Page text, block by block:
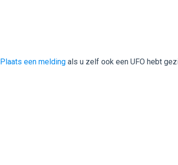
Plaats een melding als u zelf ook een UFO hebt